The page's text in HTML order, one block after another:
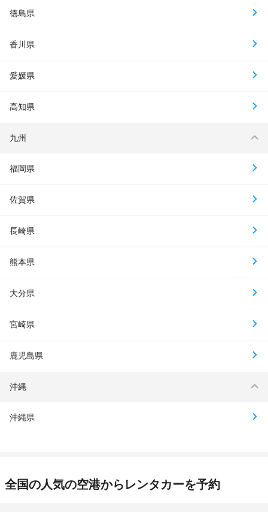
徳島県
香川県
愛媛県
高知県
九州
福岡県
佐賀県
長崎県
熊本県
大分県
宮崎県
鹿児島県
沖縄
沖縄県
全国の人気の空港からレンタカーを予約